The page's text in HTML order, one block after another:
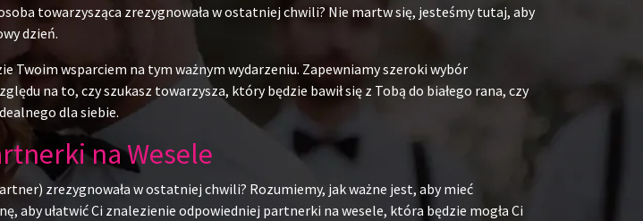
towarzysząca zrezygnowała w ostatniej chwili? Nie martw się, jesteśmy tutaj, aby
dzień.
Twoim wsparciem na tym ważnym wydarzeniu. Zapewniamy szeroki wybór
na to, czy szukasz towarzysza, który będzie bawił się z Tobą do białego rana, czy
dla siebie.
na Wesele
zrezygnowała w ostatniej chwili? Rozumiemy, jak ważne jest, aby mieć
ułatwić Ci znalezienie odpowiedniej partnerki na wesele, która będzie mogła Ci